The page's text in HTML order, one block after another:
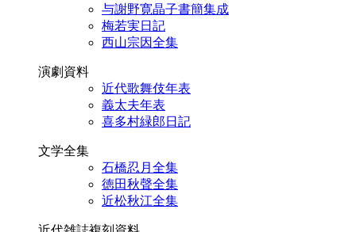
与謝野寛晶子書簡集成
梅若実日記
西山宗因全集
演劇資料
近代歌舞伎年表
義太夫年表
喜多村緑郎日記
文学全集
石橋忍月全集
徳田秋聲全集
近松秋江全集